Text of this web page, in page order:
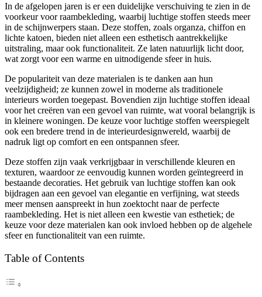
In de afgelopen jaren is er een duidelijke verschuiving te zien in de
voorkeur voor raambekleding, waarbij luchtige stoffen steeds meer
in de schijnwerpers staan. Deze stoffen, zoals organza, chiffon en
lichte katoen, bieden niet alleen een esthetisch aantrekkelijke
uitstraling, maar ook functionaliteit. Ze laten natuurlijk licht door,
wat zorgt voor een warme en uitnodigende sfeer in huis.
De populariteit van deze materialen is te danken aan hun
veelzijdigheid; ze kunnen zowel in moderne als traditionele
interieurs worden toegepast. Bovendien zijn luchtige stoffen ideaal
voor het creëren van een gevoel van ruimte, wat vooral belangrijk is
in kleinere woningen. De keuze voor luchtige stoffen weerspiegelt
ook een bredere trend in de interieurdesignwereld, waarbij de
nadruk ligt op comfort en een ontspannen sfeer.
Deze stoffen zijn vaak verkrijgbaar in verschillende kleuren en
texturen, waardoor ze eenvoudig kunnen worden geïntegreerd in
bestaande decoraties. Het gebruik van luchtige stoffen kan ook
bijdragen aan een gevoel van elegantie en verfijning, wat steeds
meer mensen aanspreekt in hun zoektocht naar de perfecte
raambekleding. Het is niet alleen een kwestie van esthetiek; de
keuze voor deze materialen kan ook invloed hebben op de algehele
sfeer en functionaliteit van een ruimte.
Table of Contents